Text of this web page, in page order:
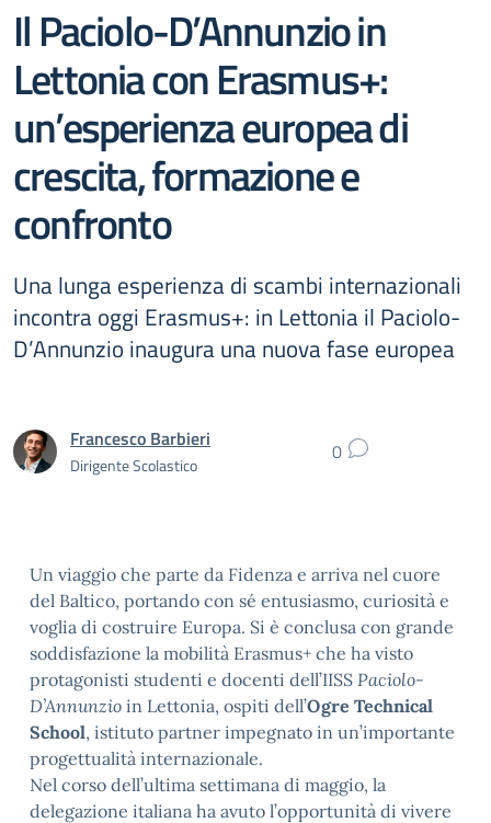
Il Paciolo-D’Annunzio in
Lettonia con Erasmus+:
un’esperienza europea di
crescita, formazione e
confronto
Una lunga esperienza di scambi internazionali
incontra oggi Erasmus+: in Lettonia il Paciolo-
D’Annunzio inaugura una nuova fase europea
Francesco Barbieri
Dirigente Scolastico 0
Un viaggio che parte da Fidenza e arriva nel cuore
del Baltico, portando con sé entusiasmo, curiosità e
voglia di costruire Europa. Si è conclusa con grande
soddisfazione la mobilità Erasmus+ che ha visto
protagonisti studenti e docenti dell’IISS Paciolo-
D’Annunzio in Lettonia, ospiti dell’Ogre Technical
School, istituto partner impegnato in un’importante
progettualità internazionale.
Nel corso dell’ultima settimana di maggio, la
delegazione italiana ha avuto l’opportunità di vivere